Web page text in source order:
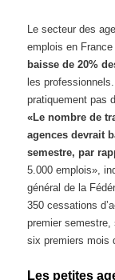
Le secteur des
emplois en
baisse de 20%
les
pratiquement pas
«Le nombre de
agences devrait
semestre, par
5.000 emplois»,
général de la
350 cessations
premier semestre,
six premiers mois
Les petites